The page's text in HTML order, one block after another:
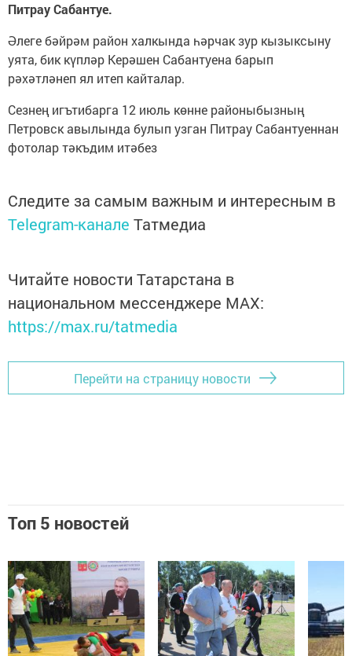
Питрау Сабантуе.
Әлеге бәйрәм район халкында һәрчак зур кызыксыну
уята, бик күпләр Керәшен Сабантуена барып
рәхәтләнеп ял итеп кайталар.
Сезнең игътибарга 12 июль көнне районыбызның
Петровск авылында булып узган Питрау Сабантуеннан
фотолар тәкъдим итәбез
Следите за самым важным и интересным в
Telegram-канале Татмедиа
Читайте новости Татарстана в
национальном мессенджере MАХ:
https://max.ru/tatmedia
Перейти на страницу новости
Топ 5 новостей